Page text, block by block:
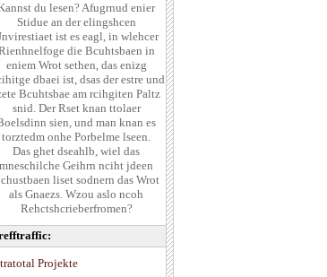
du lesen? Afugrnud enier
Stidue an der elingshcen
ist es eagl, in wlehcer
die Bcuhtsbaen in
eniem Wrot sethen, das enizg
dbaei ist, dsas der estre und
Bcuhtsbae am rcihgiten Paltz
snid. Der Rset knan ttolaer
sien, und man knan es
torztedm onhe Porbelme lseen.
Das ghet dseahlb, wiel das
mneschilche Geihrn nciht jdeen
liset sodnern das Wrot
als Gnaezs. Wzou aslo ncoh
Rehctshcrieberfromen?
Projekte